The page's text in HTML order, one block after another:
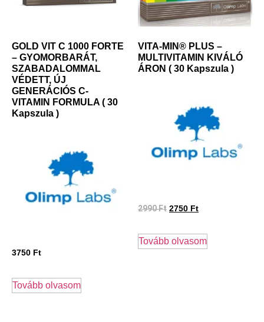
GOLD VIT C 1000 FORTE
– GYOMORBARÁT,
SZABADALOMMAL
VÉDETT, ÚJ
GENERÁCIÓS C-
VITAMIN FORMULA ( 30
Kapszula )
3750 Ft
Tovább olvasom
VITA-MIN® PLUS –
MULTIVITAMIN KIVÁLÓ
ÁRON ( 30 Kapszula )
2990Ft 2750 Ft
Tovább olvasom